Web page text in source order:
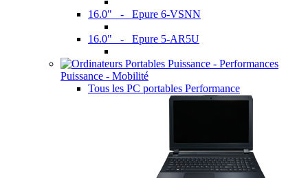
16.0" - Epure 6-VSNN
16.0" - Epure 5-AR5U
Puissance - Mobilité
Tous les PC portables Performance